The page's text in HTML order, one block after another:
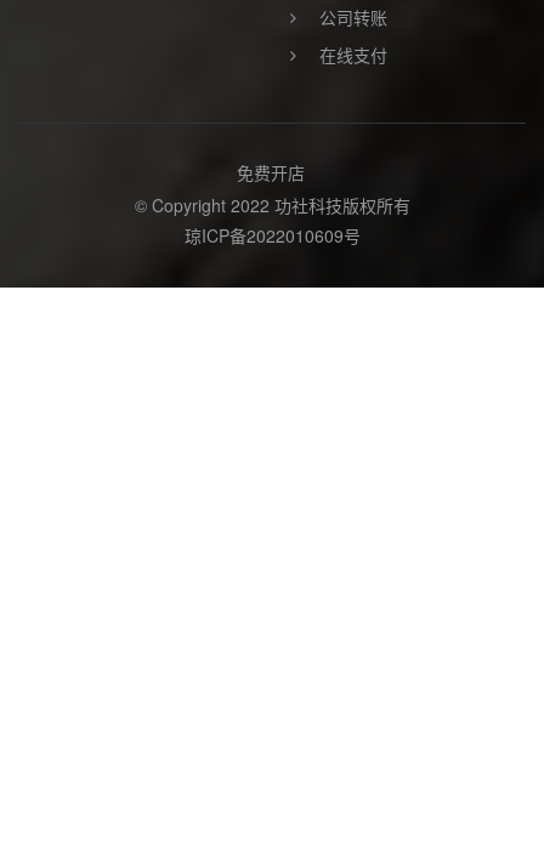
公司转账
在线支付
免费开店
© Copyright 2022 功社科技版权所有
琼ICP备2022010609号